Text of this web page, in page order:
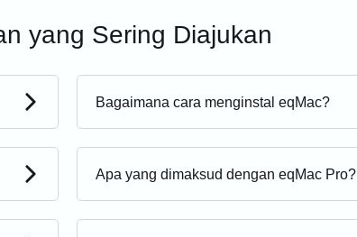
yang Sering Diajukan
Bagaimana cara menginstal eqMac?
Apa yang dimaksud dengan eqMac Pro?